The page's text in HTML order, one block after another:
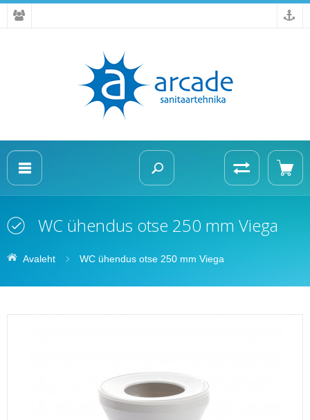
WC ühendus otse 250 mm Viega
Avaleht WC ühendus otse 250 mm Viega